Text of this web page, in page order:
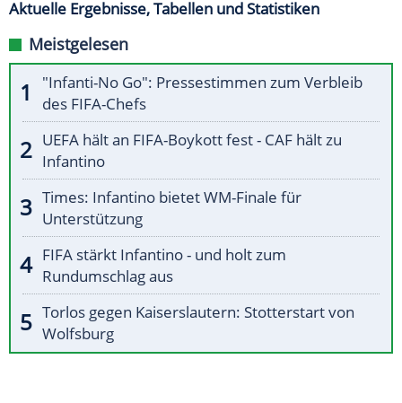
Aktuelle Ergebnisse, Tabellen und Statistiken
Meistgelesen
"Infanti-No Go": Pressestimmen zum Verbleib
des FIFA-Chefs
UEFA hält an FIFA-Boykott fest - CAF hält zu
Infantino
Times: Infantino bietet WM-Finale für
Unterstützung
FIFA stärkt Infantino - und holt zum
Rundumschlag aus
Torlos gegen Kaiserslautern: Stotterstart von
Wolfsburg